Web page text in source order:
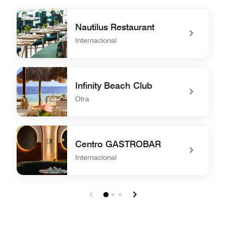
Nautilus Restaurant
Internacional
undefined Nautilus Restaurant
Infinity Beach Club
Otra
undefined Infinity Beach Club
Centro GASTROBAR
Internacional